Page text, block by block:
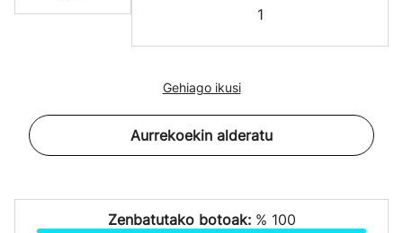
1
Gehiago ikusi
Aurrekoekin alderatu
Zenbatutako botoak: % 100